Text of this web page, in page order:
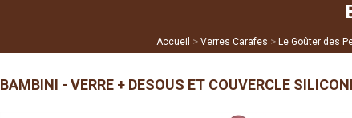
Accueil > Verres Carafes > Le Goûter des
BAMBINI - VERRE + DESOUS ET COUVERCLE